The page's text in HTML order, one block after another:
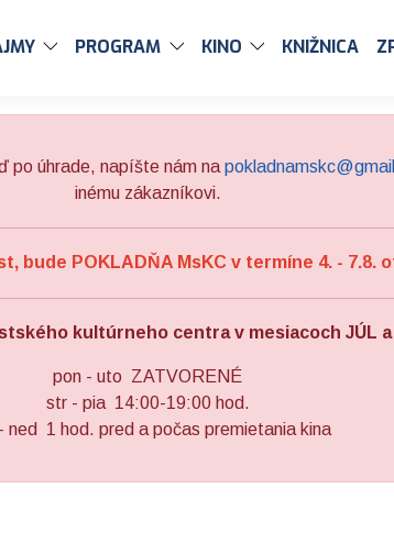
PROGRAM KINO KNIŽNICA
po úhrade, napíšte nám na
inému zákazníkovi.
bude POKLADŇA MsKC v termíne 4. - 7.8.
kultúrneho centra v mesiacoch JÚL a
pon - uto ZATVORENÉ
str - pia 14:00-19:00 hod.
ned 1 hod. pred a počas premietania kina